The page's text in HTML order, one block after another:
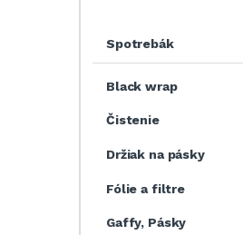
Spotrebák
Black wrap
Čistenie
Držiak na pásky
Fólie a filtre
Gaffy, Pásky